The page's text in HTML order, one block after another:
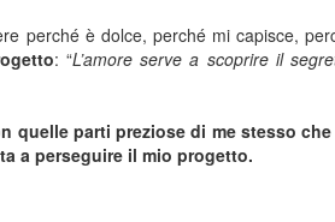
perché è dolce, perché mi capisce,
: “L’amore serve a scoprire il
quelle parti preziose di me stesso
a perseguire il mio progetto.